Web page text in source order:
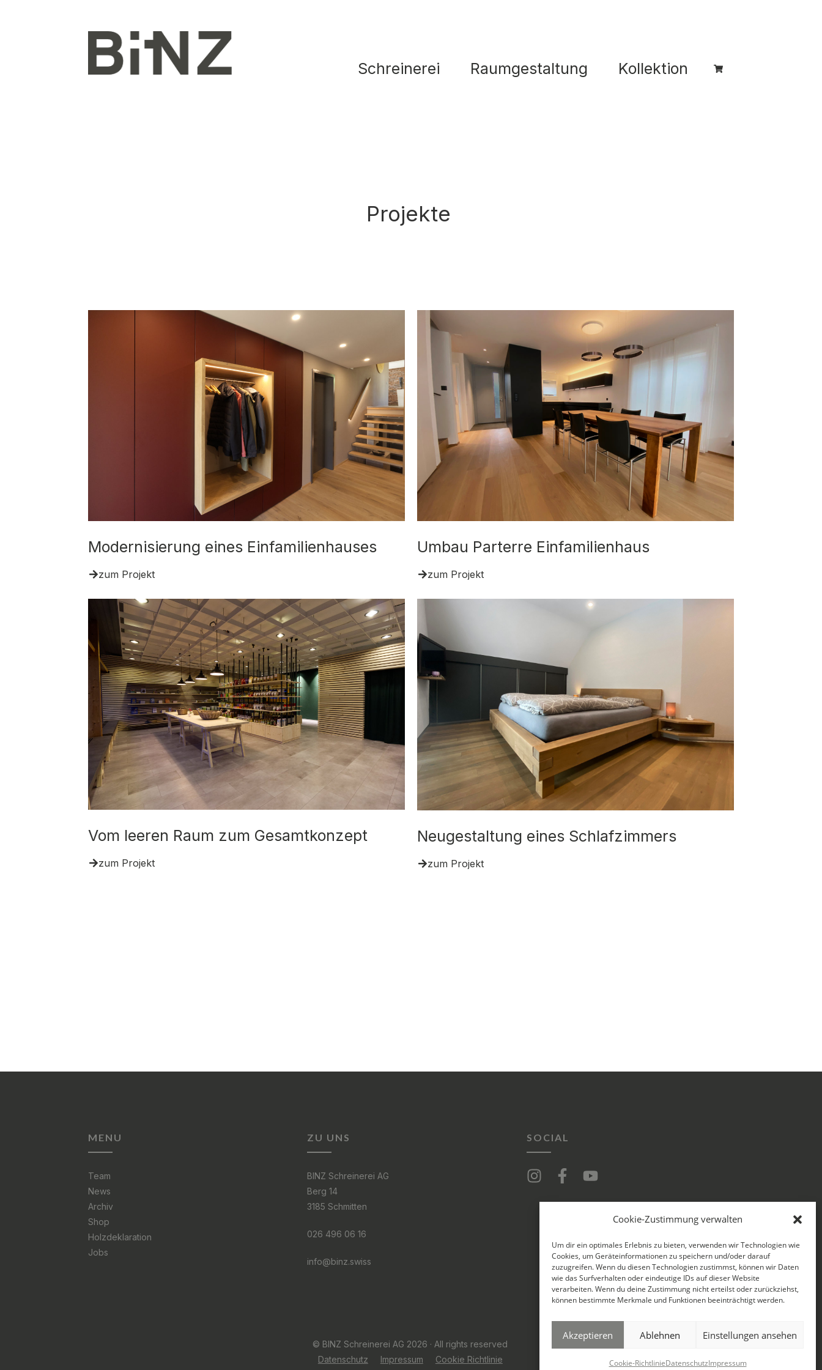
Cookie-Zustimmung verwalten
Um dir ein optimales Erlebnis zu bieten, verwenden wir Technologien wie
Cookies, um Geräteinformationen zu speichern und/oder darauf
zuzugreifen. Wenn du diesen Technologien zustimmst, können wir Daten
wie das Surfverhalten oder eindeutige IDs auf dieser Website
verarbeiten. Wenn du deine Zustimmung nicht erteilst oder zurückziehst,
können bestimmte Merkmale und Funktionen beeinträchtigt werden.
Akzeptieren Ablehnen Einstellungen ansehen
Cookie-RichtlinieDatenschutzImpressum
Schreinerei Raumgestaltung Kollektion
Projekte
Modernisierung eines Einfamilienhauses
zum Projekt
Umbau Parterre Einfamilienhaus
zum Projekt
Vom leeren Raum zum Gesamtkonzept
zum Projekt
Neugestaltung eines Schlafzimmers
zum Projekt
MENU
Team
News
Archiv
Shop
Holzdeklaration
Jobs
ZU UNS
BINZ Schreinerei AG
Berg 14
3185 Schmitten
026 496 06 16
info@binz.swiss
SOCIAL
© BINZ Schreinerei AG 2026 · All rights reserved
Datenschutz
Impressum Cookie Richtlinie